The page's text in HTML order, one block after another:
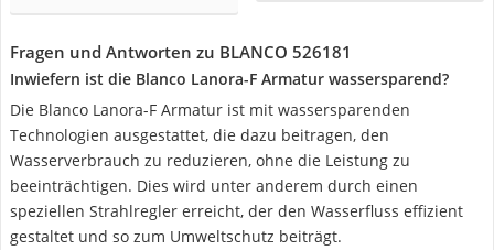
Fragen und Antworten zu BLANCO 526181
Inwiefern ist die Blanco Lanora-F Armatur wassersparend?
Die Blanco Lanora-F Armatur ist mit wassersparenden
Technologien ausgestattet, die dazu beitragen, den
Wasserverbrauch zu reduzieren, ohne die Leistung zu
beeinträchtigen. Dies wird unter anderem durch einen
speziellen Strahlregler erreicht, der den Wasserfluss effizient
gestaltet und so zum Umweltschutz beiträgt.